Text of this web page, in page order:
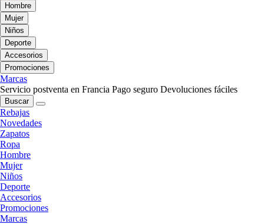
Hombre
Mujer
Niños
Deporte
Accesorios
Promociones
Marcas
Servicio postventa en Francia Pago seguro Devoluciones fáciles
Buscar
Rebajas
Novedades
Zapatos
Ropa
Hombre
Mujer
Niños
Deporte
Accesorios
Promociones
Marcas